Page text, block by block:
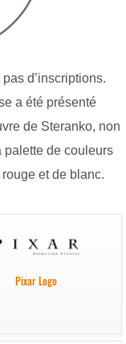
d’inscriptions.
a été présenté
de Steranko, non
palette de couleurs
et de blanc.
Pixar Logo